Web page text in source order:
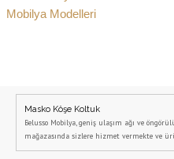
Mobilya Modelleri
Masko Köşe Koltuk
Belusso Mobilya, geniş ulaşım ağı ve
mağazasında sizlere hizmet vermekte ve